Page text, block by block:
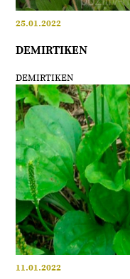
25.01.2022
DEMIRTIKEN
DEMIRTIKEN
11.01.2022